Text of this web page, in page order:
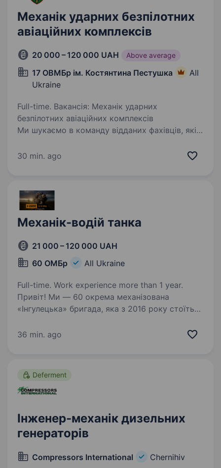
Механік ударних безпілотних
авіаційних комплексів
20 000 – 120 000 UAH Above average
17 ОВМБр ім. Костянтина Пестушка
All
Ukraine
Full-time. Вакансія: Механік ударних
безпілотних авіаційних комплексів
Ми шукаємо в команду відданих фахівців, які
військових операцій та забезпечити
30 min. ago
Механік-водій танка
21 000 – 120 000 UAH
60 ОМБр
All Ukraine
Full-time. Work experience more than 1 year.
Привіт! Ми — 60 окрема механізована
«Інгулецька» бригада, яка з 2016 року стоїть
мужність та відвагу. Якщо ти готовий
36 min. ago
Deferment
Інженер-механік дизельних
генераторів
Compressors International Chernihiv